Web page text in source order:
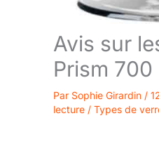
Avis sur
Prism 700
Par Sophie Girardin /
lecture / Types de